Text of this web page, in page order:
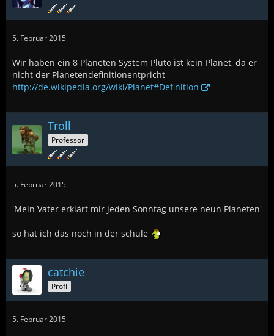
5. Februar 2015
Wir haben ein 8 Planeten System Pluto ist kein Planet, da er
nicht der Planetendefinitionentpricht
http://de.wikipedia.org/wiki/Planet#Definition
Troll
Professor
5. Februar 2015
'Mein Vater erklärt mir jeden Sonntag unsere neun Planeten'
so hat ich das noch in der schule
catchie
Profi
5. Februar 2015